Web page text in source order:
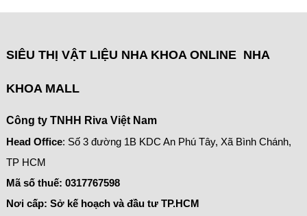
SIÊU THỊ VẬT LIỆU NHA KHOA ONLINE NHA
KHOA MALL
Công ty TNHH Riva Việt Nam
Head Office: Số 3 đường 1B KDC An Phú Tây, Xã Bình Chánh,
TP HCM
Mã số thuế: 0317767598
Nơi cấp: Sở kế hoạch và đầu tư TP.HCM